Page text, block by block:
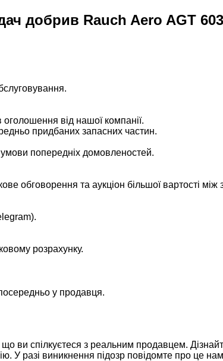
добрив Rauch Aero AGT
оголошення від нашої компанії.
придбаних запасних частин.
попередніх домовленостей.
обговорення та аукціон більшої вартості
розрахунку.
у продавця.
ви спілкуєтеся з реальним продавцем.
У разі виникнення підозр повідомте про це